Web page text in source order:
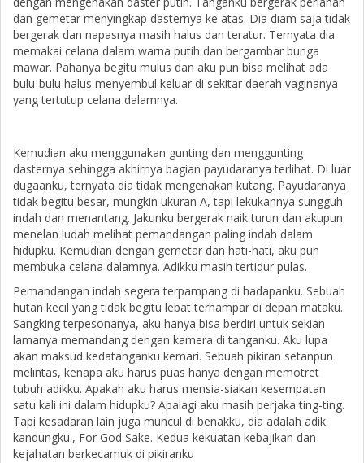
dan gemetar menyingkap dasternya ke atas. Dia diam saja tidak
bergerak dan napasnya masih halus dan teratur. Ternyata dia
memakai celana dalam warna putih dan bergambar bunga
mawar. Pahanya begitu mulus dan aku pun bisa melihat ada
bulu-bulu halus menyembul keluar di sekitar daerah vaginanya
yang tertutup celana dalamnya.
Kemudian aku menggunakan gunting dan menggunting
dasternya sehingga akhirnya bagian payudaranya terlihat. Di luar
dugaanku, ternyata dia tidak mengenakan kutang. Payudaranya
tidak begitu besar, mungkin ukuran A, tapi lekukannya sungguh
indah dan menantang. Jakunku bergerak naik turun dan akupun
menelan ludah melihat pemandangan paling indah dalam
hidupku. Kemudian dengan gemetar dan hati-hati, aku pun
membuka celana dalamnya. Adikku masih tertidur pulas.
Pemandangan indah segera terpampang di hadapanku. Sebuah
hutan kecil yang tidak begitu lebat terhampar di depan mataku.
Sangking terpesonanya, aku hanya bisa berdiri untuk sekian
lamanya memandang dengan kamera di tanganku. Aku lupa
akan maksud kedatanganku kemari. Sebuah pikiran setanpun
melintas, kenapa aku harus puas hanya dengan memotret
tubuh adikku. Apakah aku harus mensia-siakan kesempatan
satu kali ini dalam hidupku? Apalagi aku masih perjaka ting-ting.
Tapi kesadaran lain juga muncul di benakku, dia adalah adik
kandungku., For God Sake. Kedua kekuatan kebajikan dan
kejahatan berkecamuk di pikiranku